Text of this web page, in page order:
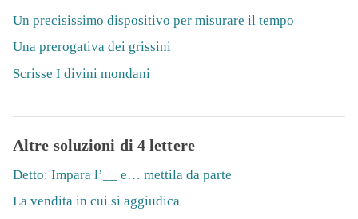
Un precisissimo dispositivo per misurare il tempo
Una prerogativa dei grissini
Scrisse I divini mondani
Altre soluzioni di 4 lettere
Detto: Impara l’__ e… mettila da parte
La vendita in cui si aggiudica